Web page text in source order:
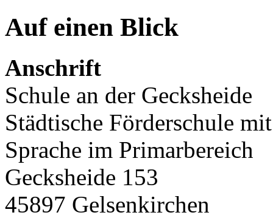
Auf einen Blick
Anschrift
Schule an der Gecksheide
Städtische Förderschule
Sprache im Primarbereich
Gecksheide 153
45897 Gelsenkirchen